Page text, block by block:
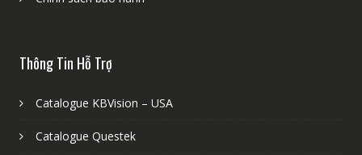
Thông Tin Hỗ Trợ
Catalogue KBVision – USA
Catalogue Questek